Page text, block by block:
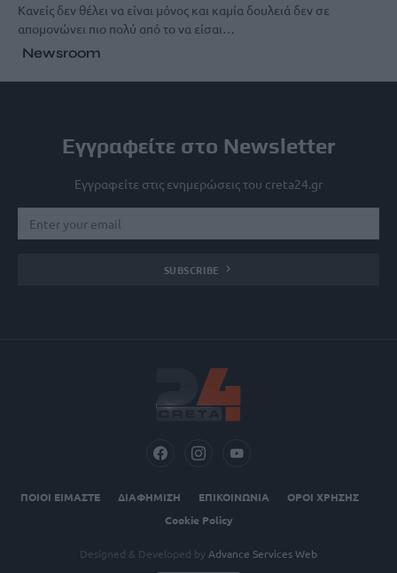
Κανείς δεν θέλει να είναι μόνος και καμία δουλειά δεν σε
απομονώνει πιο πολύ από το να είσαι…
Newsroom
Εγγραφείτε στο Newsletter
Εγγραφείτε στις ενημερώσεις του creta24.gr
SUBSCRIBE
ΠΟΙΟΙ ΕΙΜΑΣΤΕ ΔΙΑΦΗΜΙΣΗ ΕΠΙΚΟΙΝΩΝΙΑ
ΟΡΟΙ ΧΡΗΣΗΣ
Cookie Policy
Designed & Developed by Advance Services Web